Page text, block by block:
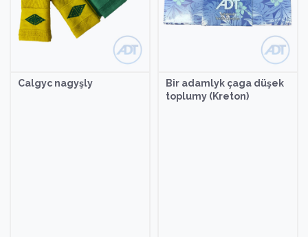
Bir adamlyk çaga düşek
Bir adamlyk
toplumy (Kreton)